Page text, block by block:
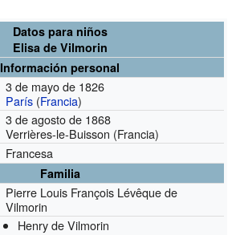
Datos para niños
Elisa de Vilmorin
Información personal
3 de mayo de 1826
París (Francia)
3 de agosto de 1868
Verrières-le-Buisson (Francia)
Francesa
Familia
Pierre Louis François Lévêque de
Vilmorin
Henry de Vilmorin